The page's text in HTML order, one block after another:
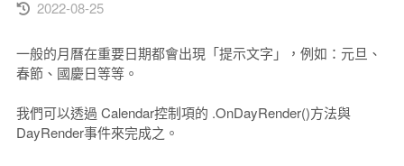
2022-08-25
一般的月曆在重要日期都會出現「提示文字」，例如：元旦、
春節、國慶日等等。
我們可以透過 Calendar控制項的 .OnDayRender()方法與
DayRender事件來完成之。